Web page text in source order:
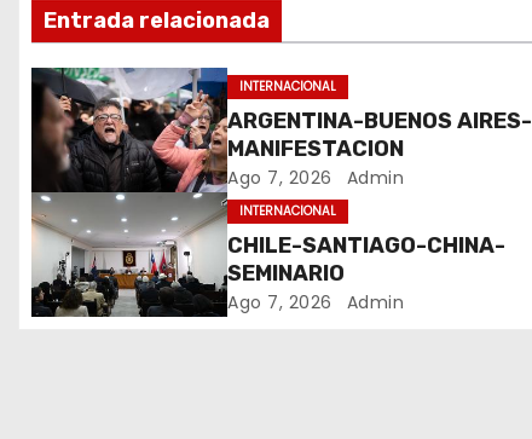
i
ó
n
d
e
e
Entrada relacionada
INTERNACIONAL
ARGENTINA-BUENOS AIRES-
MANIFESTACION
Ago 7, 2026 Admin
INTERNACIONAL
CHILE-SANTIAGO-CHINA-
SEMINARIO
Ago 7, 2026 Admin